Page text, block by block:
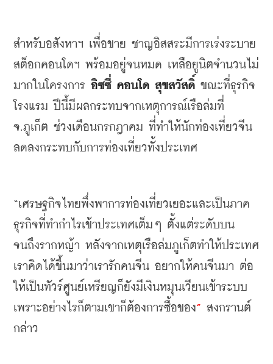
สำหรับอสังหาฯ เพื่อขาย ชาญอิสสระมีการเร่งระบาย
สต็อกคอนโดฯ พร้อมอยู่จนหมด เหลือยูนิตจำนวนไม่
มากในโครงการ อิซซี่ คอนโด สุขสวัสดิ์ ขณะที่ธุรกิจ
โรงแรม ปีนี้มีผลกระทบจากเหตุการณ์เรือล่มที่
จ.ภูเก็ต ช่วงเดือนกรกฎาคม ที่ทำให้นักท่องเที่ยวจีน
ลดลงกระทบกับการท่องเที่ยวทั้งประเทศ
“เศรษฐกิจไทยพึ่งพาการท่องเที่ยวเยอะและเป็นภาค
ธุรกิจที่ทำกำไรเข้าประเทศเต็มๆ ตั้งแต่ระดับบน
จนถึงรากหญ้า หลังจากเหตุเรือล่มภูเก็ตทำให้ประเทศ
เราคิดได้ขึ้นมาว่าเรารักคนจีน อยากให้คนจีนมา ต่อ
ให้เป็นทัวร์ศูนย์เหรียญก็ยังมีเงินหมุนเวียนเข้าระบบ
เพราะอย่างไรก็ตามเขาก็ต้องการซื้อของ” สงกรานต์
กล่าว